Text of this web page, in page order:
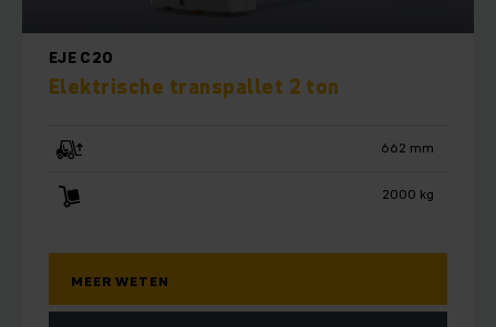
EJE C20
Elektrische transpallet 2 ton
662 mm
2000 kg
MEER WETEN